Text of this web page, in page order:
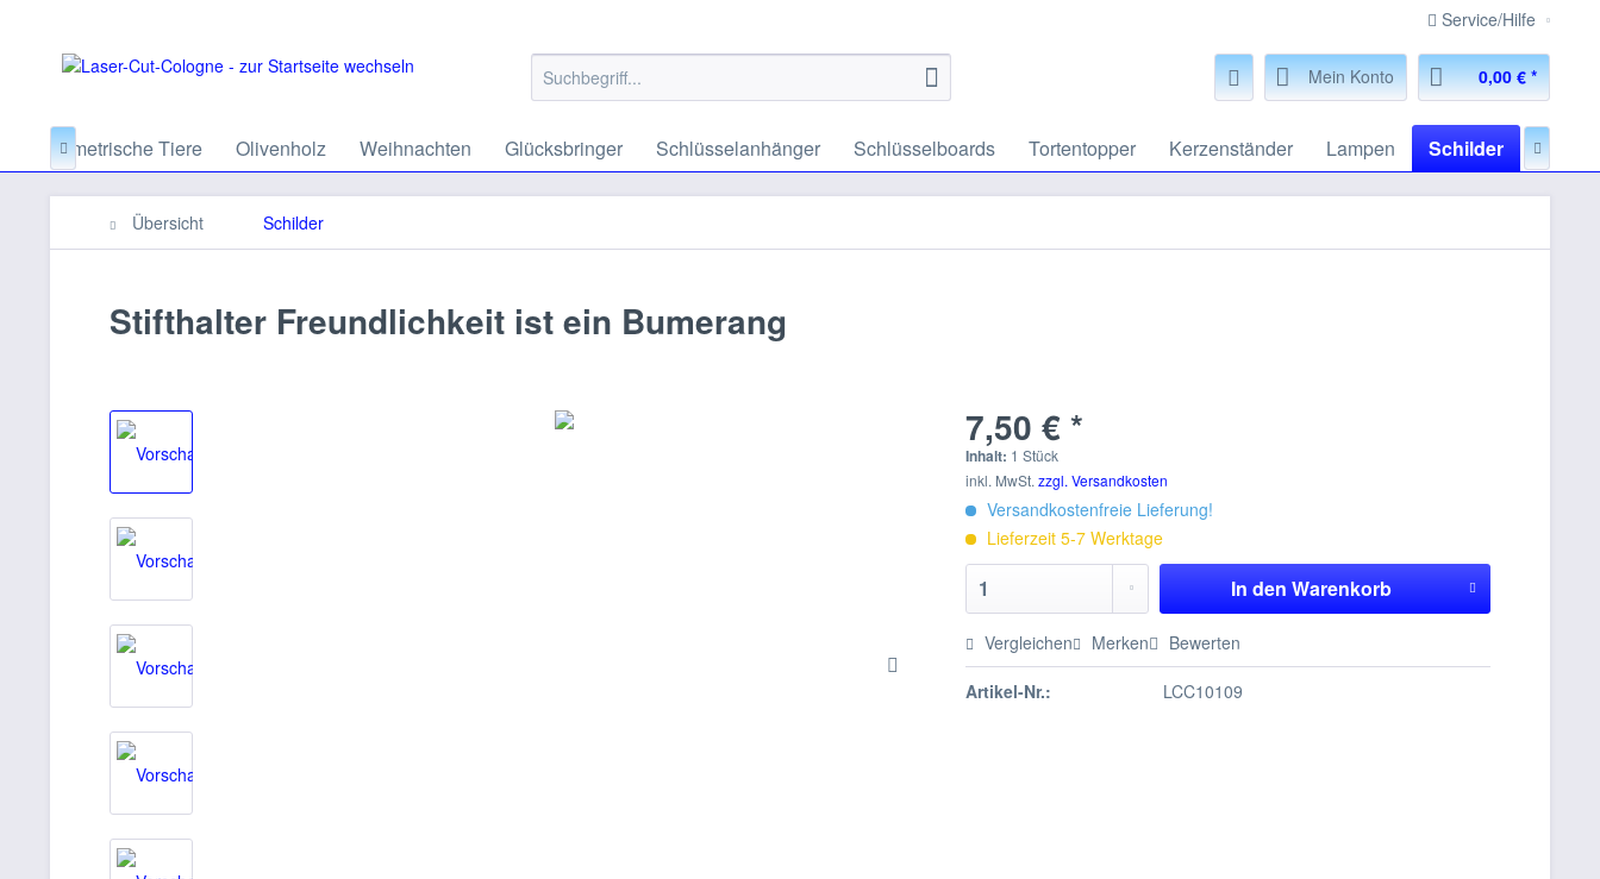
Service/Hilfe
Mein Konto 0,00 € *
Geometrische Tiere Olivenholz Weihnachten Glücksbringer Schlüsselanhänger Schlüsselboards Tortentopper Kerzenständer Lampen Schilder
 
Übersicht Schilder
Stifthalter Freundlichkeit ist ein Bumerang
7,50 € *
Inhalt: 1 Stück
inkl. MwSt.zzgl. Versandkosten
Versandkostenfreie Lieferung!
Lieferzeit 5-7 Werktage
In den Warenkorb
Vergleichen Merken Bewerten
Artikel-Nr.: LCC10109